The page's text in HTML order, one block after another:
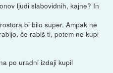
ljudi slabovidnih, kajne? In
bi bilo super. Ampak ne
če rabiš ti, potem ne kupi
po uradni izdaji kupil